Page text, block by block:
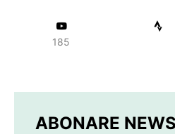
185
ABONARE